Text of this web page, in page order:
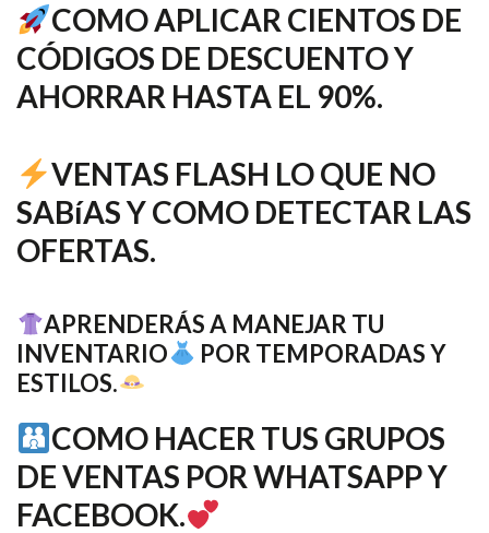
COMO APLICAR CIENTOS DE
CÓDIGOS DE DESCUENTO Y
AHORRAR HASTA EL 90%.
VENTAS FLASH LO QUE NO
SABíAS Y COMO DETECTAR LAS
OFERTAS.
APRENDERÁS A MANEJAR TU
INVENTARIO
POR TEMPORADAS Y
ESTILOS.
COMO HACER TUS GRUPOS
DE VENTAS POR WHATSAPP Y
FACEBOOK.